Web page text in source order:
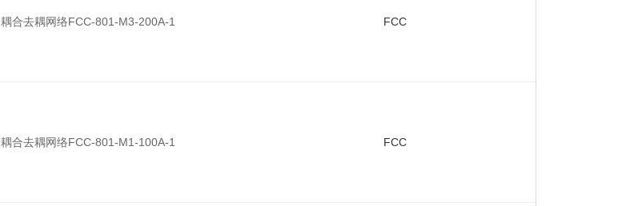
耦合去耦网络FCC-801-M3-200A-1 FCC
耦合去耦网络FCC-801-M1-100A-1 FCC